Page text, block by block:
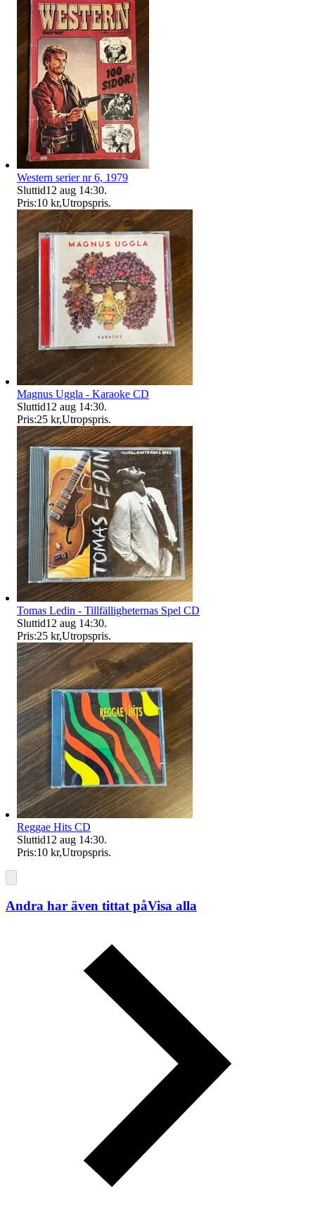
Western serier nr 6, 1979
Sluttid12 aug 14:30.
Pris:10 kr,Utropspris.
Magnus Uggla - Karaoke CD
Sluttid12 aug 14:30.
Pris:25 kr,Utropspris.
Tomas Ledin - Tillfälligheternas Spel CD
Sluttid12 aug 14:30.
Pris:25 kr,Utropspris.
Reggae Hits CD
Sluttid12 aug 14:30.
Pris:10 kr,Utropspris.
Andra har även tittat påVisa alla